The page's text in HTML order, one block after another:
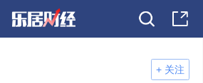
+ 关注